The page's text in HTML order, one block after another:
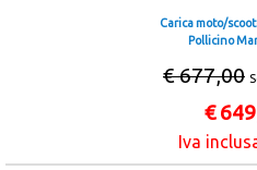
Carica moto/
Pollicino
€ 677,00
€
Iva